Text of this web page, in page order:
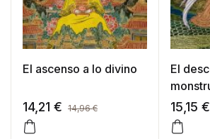
El ascenso a lo divino
14,21 € 14,96€
El
15,15 €